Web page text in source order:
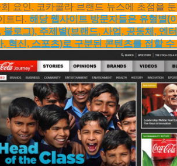
요인, 코카콜라 브랜드 뉴스에 초점을
트다.해당 웹사이트 방문자들은 유형별(
블로그), 주제별(브랜드, 사업, 공동체, 엔
, 혁신, 스포츠)로 구분된 콘텐츠를 접할 수